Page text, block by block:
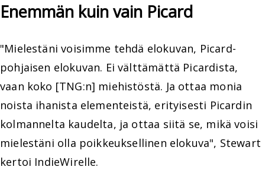
Enemmän kuin vain Picard
"Mielestäni voisimme tehdä elokuvan, Picard-
pohjaisen elokuvan. Ei välttämättä Picardista,
vaan koko [TNG:n] miehistöstä. Ja ottaa monia
noista ihanista elementeistä, erityisesti Picardin
kolmannelta kaudelta, ja ottaa siitä se, mikä voisi
mielestäni olla poikkeuksellinen elokuva", Stewart
kertoi IndieWirelle.